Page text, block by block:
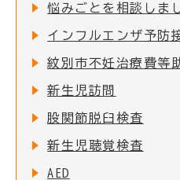
悩みごとを相談しま
インフルエンザ予防
紋別市不妊治療費等
新生児訪問
股関節脱臼検査
新生児聴覚検査
AED